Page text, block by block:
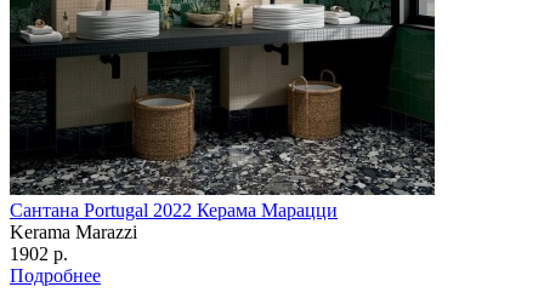
Сантана Portugal 2022 Керама Марацци
Kerama Marazzi
1902 р.
Подробнее